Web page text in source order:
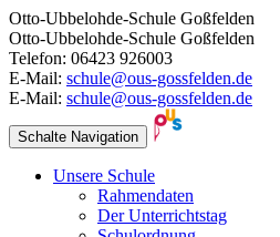
Otto-Ubbelohde-Schule Goßfelden
Otto-Ubbelohde-Schule Goßfelden
Telefon: 06423 926003
E-Mail: schule@ous-gossfelden.de
E-Mail: schule@ous-gossfelden.de
Schalte Navigation
Unsere Schule
Rahmendaten
Der Unterrichtstag